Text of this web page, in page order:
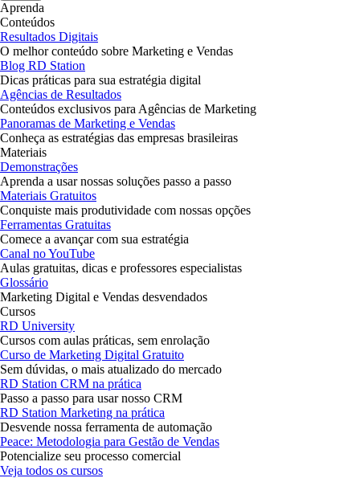
Aprenda
Conteúdos
Resultados Digitais
O melhor conteúdo sobre Marketing e Vendas
Blog RD Station
Dicas práticas para sua estratégia digital
Agências de Resultados
Conteúdos exclusivos para Agências de Marketing
Panoramas de Marketing e Vendas
Conheça as estratégias das empresas brasileiras
Materiais
Demonstrações
Aprenda a usar nossas soluções passo a passo
Materiais Gratuitos
Conquiste mais produtividade com nossas opções
Ferramentas Gratuitas
Comece a avançar com sua estratégia
Canal no YouTube
Aulas gratuitas, dicas e professores especialistas
Glossário
Marketing Digital e Vendas desvendados
Cursos
RD University
Cursos com aulas práticas, sem enrolação
Curso de Marketing Digital Gratuito
Sem dúvidas, o mais atualizado do mercado
RD Station CRM na prática
Passo a passo para usar nosso CRM
RD Station Marketing na prática
Desvende nossa ferramenta de automação
Peace: Metodologia para Gestão de Vendas
Potencialize seu processo comercial
Veja todos os cursos